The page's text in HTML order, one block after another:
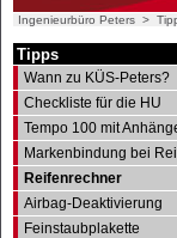
Ingenieurbüro Peters >
Tipps
Wann zu KÜS-Peters?
Checkliste für die HU
Tempo 100 mit
Markenbindung bei
Reifenrechner
Airbag-Deaktivierung
Feinstaubplakette